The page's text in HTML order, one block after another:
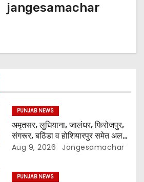
jangesamachar
PUNJAB NEWS
अमृतसर, लुधियाना, जालंधर, फिरोजपुर,
संगरूर, बठिंडा व होशियारपुर समेत अलग-
अलग स्थानों पर ये शो होगा- भगवंत सिंह
Aug 9, 2026 Jangesamachar
PUNJAB NEWS